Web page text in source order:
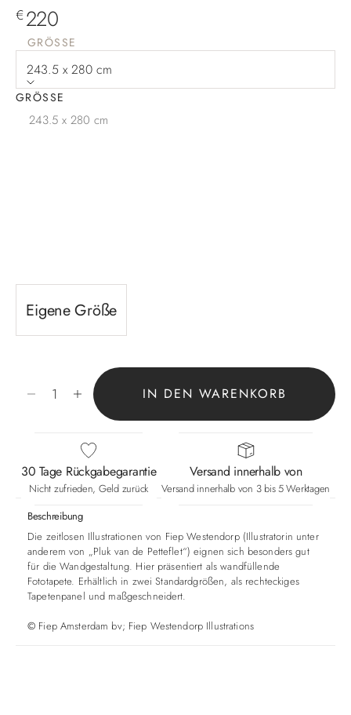
Angebot
€220
GRÖSSE
243.5 x 280 cm
GRÖSSE
243.5 x 280 cm
Eigene Größe
Anzahl verringernAnzahl erhöhen
IN DEN WARENKORB
30 Tage Rückgabegarantie
Nicht zufrieden, Geld zurück
Versand innerhalb von
Versand innerhalb von 3 bis 5 Werktagen
Beschreibung
Die zeitlosen Illustrationen von Fiep Westendorp (Illustratorin unter
anderem von „Pluk van de Petteflet“) eignen sich besonders gut
für die Wandgestaltung. Hier präsentiert als wandfüllende
Fototapete. Erhältlich in zwei Standardgrößen, als rechteckiges
Tapetenpanel und maßgeschneidert.
© Fiep Amsterdam bv; Fiep Westendorp Illustrations